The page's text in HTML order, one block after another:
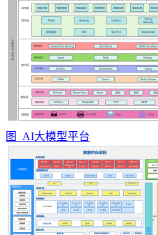
图_AI大模型平台